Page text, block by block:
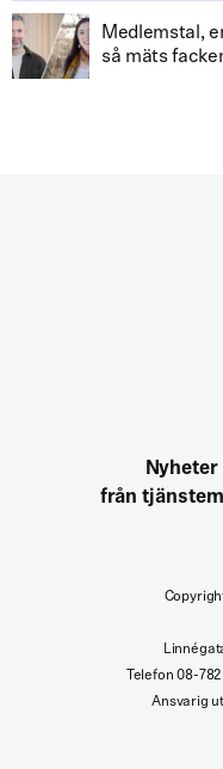
Medlemstal,
så mäts
från
Telefon 08-
Ansvarig